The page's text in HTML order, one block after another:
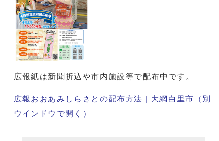
広報紙は新聞折込や市内施設等で配布中です。
広報おおあみしらさとの配布方法 | 大網白里市
（別
ウインドウで開く）